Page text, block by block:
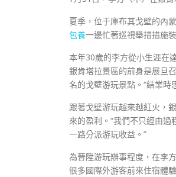
夏季，位于庫布其戈壁的內
包養一邊忙著巡視舉措措施
本年30歲的李方從小生涯在
銀肯塔拉景區的前身是展旦
名的戈壁游玩景點。“結業
跟著戈壁游玩越來越紅火，
來的盈利。“我們不只經由
一路分派游玩收益。”
為晉陞游玩辦事程度，在李
很多國際外游客前來住宿體驗